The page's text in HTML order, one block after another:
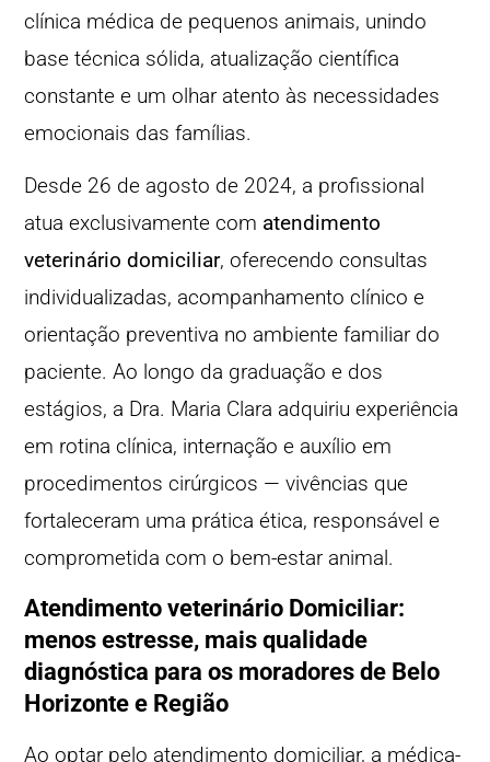
clínica médica de pequenos animais, unindo
base técnica sólida, atualização científica
constante e um olhar atento às necessidades
emocionais das famílias.
Desde 26 de agosto de 2024, a profissional
atua exclusivamente com atendimento
veterinário domiciliar, oferecendo consultas
individualizadas, acompanhamento clínico e
orientação preventiva no ambiente familiar do
paciente. Ao longo da graduação e dos
estágios, a Dra. Maria Clara adquiriu experiência
em rotina clínica, internação e auxílio em
procedimentos cirúrgicos — vivências que
fortaleceram uma prática ética, responsável e
comprometida com o bem-estar animal.
Atendimento veterinário Domiciliar:
menos estresse, mais qualidade
diagnóstica para os moradores de Belo
Horizonte e Região
Ao optar pelo atendimento domiciliar, a médica-